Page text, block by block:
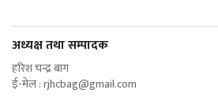
अध्यक्ष तथा सम्पादक
हरिश चन्द्र बाग
ई-मेल :rjhcbag@gmail.com